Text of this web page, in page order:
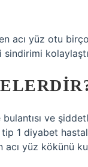
acı yüz otu
ve
1 diyabet
yüz kökünü